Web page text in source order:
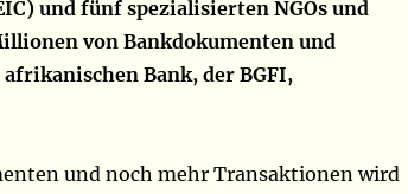
und fünf spezialisierten NGOs und
von Bankdokumenten und
Bank, der BGFI,
und noch mehr Transaktionen wird